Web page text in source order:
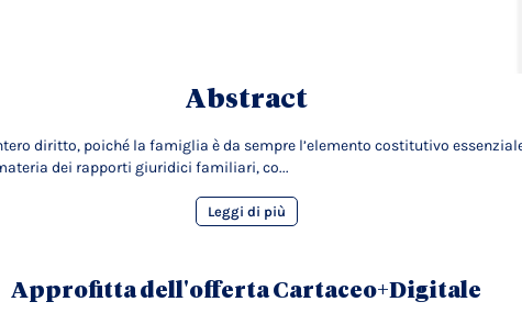
Abstract
diritto, poiché la famiglia è da sempre l’elemento costitutivo
dei rapporti giuridici familiari, co...
Leggi di più
Approfitta dell'offerta Cartaceo+Digitale